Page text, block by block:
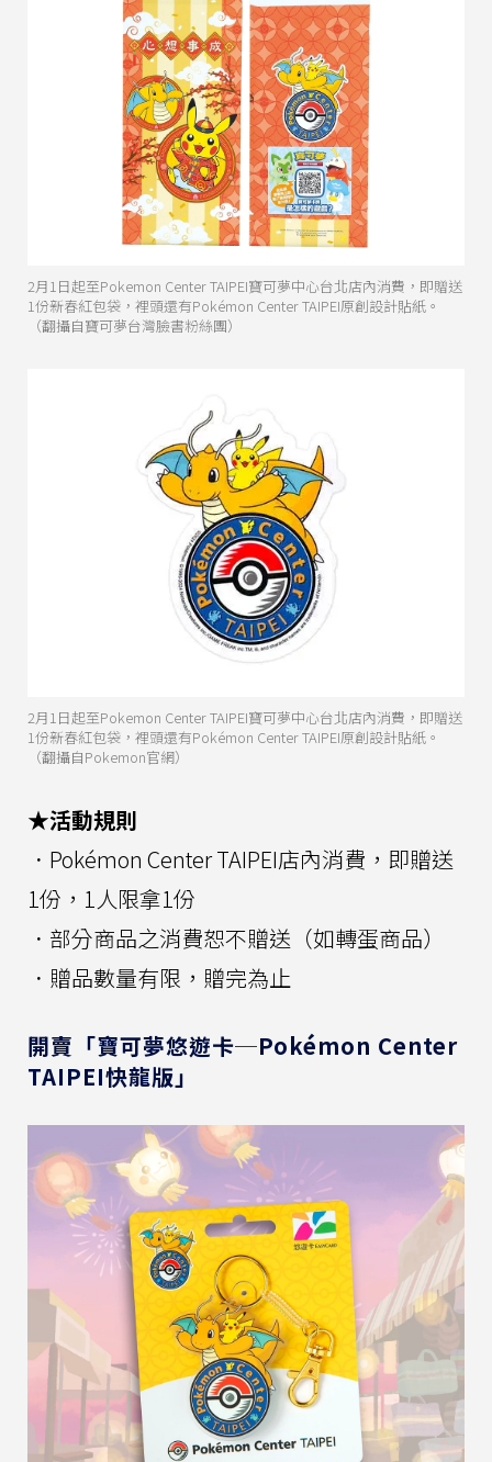
2月1日起至Pokemon Center TAIPEI寶可夢中心台北店內消費，即贈送
1份新春紅包袋，裡頭還有Pokémon Center TAIPEI原創設計貼紙。
（翻攝自寶可夢台灣臉書粉絲團）
2月1日起至Pokemon Center TAIPEI寶可夢中心台北店內消費，即贈送
1份新春紅包袋，裡頭還有Pokémon Center TAIPEI原創設計貼紙。
（翻攝自Pokemon官網）
★活動規則
．Pokémon Center TAIPEI店內消費，即贈送
1份，1人限拿1份
．部分商品之消費恕不贈送（如轉蛋商品）
．贈品數量有限，贈完為止
開賣「寶可夢悠遊卡─Pokémon Center
TAIPEI快龍版」